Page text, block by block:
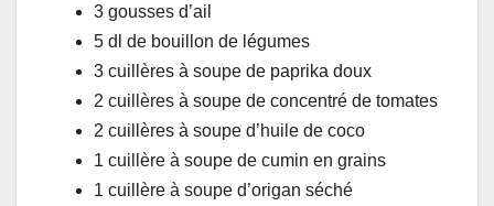
3 gousses d’ail
5 dl de bouillon de légumes
3 cuillères à soupe de paprika doux
2 cuillères à soupe de concentré de tomates
2 cuillères à soupe d’huile de coco
1 cuillère à soupe de cumin en grains
1 cuillère à soupe d’origan séché